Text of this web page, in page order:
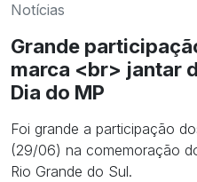
Notícias
Grande
marca <br> jantar
Dia do MP
Foi grande a participação
(29/06) na comemoração
Rio Grande do Sul.